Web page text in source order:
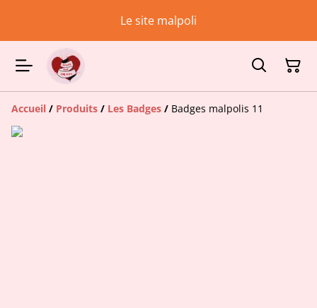
Le site malpoli
Accueil / Produits / Les Badges / Badges malpolis 11